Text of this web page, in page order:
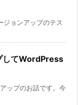
ジョンアップのテス
してWordPress
ップのお話です。今